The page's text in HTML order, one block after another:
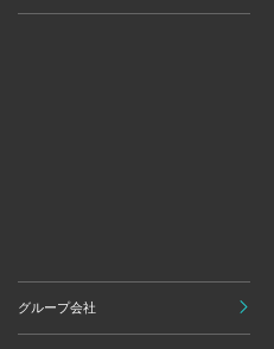
グループ会社